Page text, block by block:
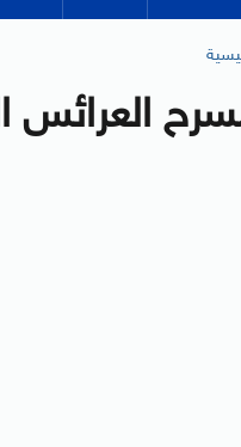
العرائس